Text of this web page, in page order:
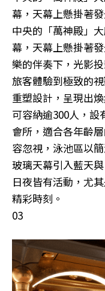
幕，天幕上懸掛著
中央的「萬神殿」
幕，天幕上懸掛著
樂的伴奏下，光影
旅客體驗到極致的
重塑設計，呈現出
可容納逾300人，設
會所，適合各年齡
容忽視，泳池區以
玻璃天幕引入藍天
日夜皆有活動，尤
精彩時刻。
03